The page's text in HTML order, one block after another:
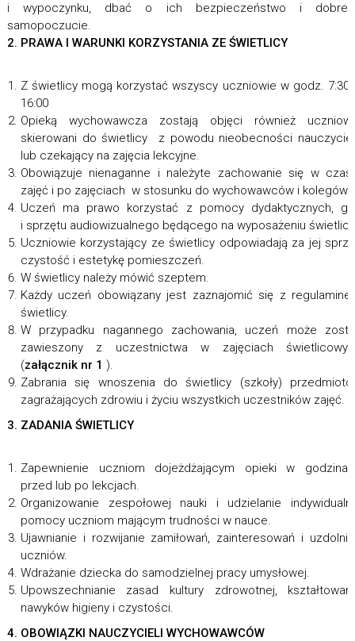
i wypoczynku, dbać o ich bezpieczeństwo i dobre
samopoczucie.
2. PRAWA I WARUNKI KORZYSTANIA ZE ŚWIETLICY
Z świetlicy mogą korzystać wszyscy uczniowie w godz. 7:30
16:00
Opieką wychowawcza zostają objęci również
skierowani do świetlicy z powodu nieobecności
lub czekający na zajęcia lekcyjne.
Obowiązuje nienaganne i należyte zachowanie się w
zajęć i po zajęciach w stosunku do wychowawców i kolegów.
Uczeń ma prawo korzystać z pomocy dydaktycznych,
i sprzętu audiowizualnego będącego na wyposażeniu
Uczniowie korzystający ze świetlicy odpowiadają za jej
czystość i estetykę pomieszczeń.
W świetlicy należy mówić szeptem.
Każdy uczeń obowiązany jest zaznajomić się z
świetlicy.
W przypadku nagannego zachowania, uczeń może
zawieszony z uczestnictwa w zajęciach
(załącznik nr 1 ).
Zabrania się wnoszenia do świetlicy (szkoły)
zagrażających zdrowiu i życiu wszystkich uczestników zajęć.
3. ZADANIA ŚWIETLICY
Zapewnienie uczniom dojeżdżającym opieki w
przed lub po lekcjach.
Organizowanie zespołowej nauki i udzielanie
pomocy uczniom mającym trudności w nauce.
Ujawnianie i rozwijanie zamiłowań, zainteresowań i
uczniów.
Wdrażanie dziecka do samodzielnej pracy umysłowej.
Upowszechnianie zasad kultury zdrowotnej,
nawyków higieny i czystości.
4. OBOWIĄZKI NAUCZYCIELI WYCHOWAWCÓW